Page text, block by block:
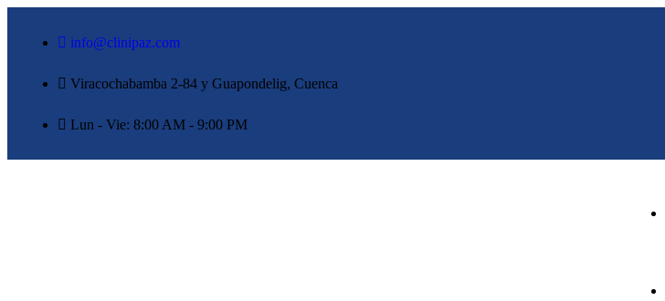
info@clinipaz.com
Viracochabamba 2-84 y Guapondelig, Cuenca
Lun - Vie: 8:00 AM - 9:00 PM